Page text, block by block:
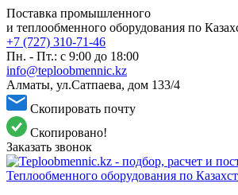
Поставка промышленного
и теплообменного оборудования по
+7 (727) 310-71-46
Пн. - Пт.: с 9:00 до 18:00
info@teploobmennic.kz
Алматы, ул.Сатпаева, дом 133/4
Скопировать почту
Скопировано!
Заказать звонок